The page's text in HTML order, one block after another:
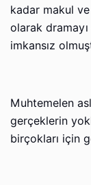
kadar makul
olarak
imkansız
Muhtemelen
gerçeklerin
birçokları için